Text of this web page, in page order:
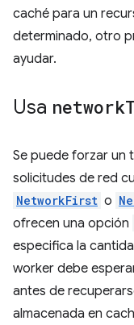
caché para un
determinado, otro
ayudar.
Usa network
Se puede forzar un
solicitudes de red
NetworkFirst o
ofrecen una opción
especifica la
worker debe
antes de
almacenada en